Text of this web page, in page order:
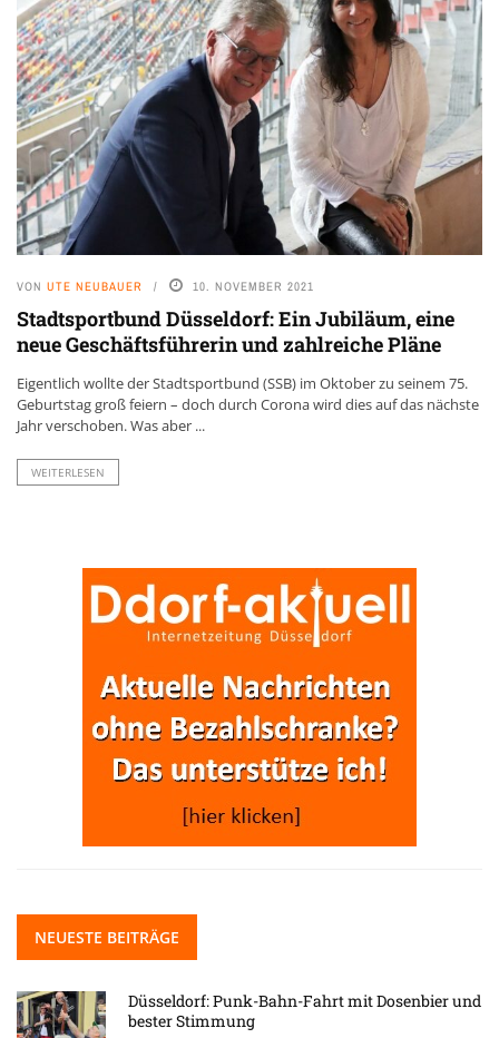
VON UTE NEUBAUER 10. NOVEMBER 2021
Stadtsportbund Düsseldorf: Ein Jubiläum, eine
neue Geschäftsführerin und zahlreiche Pläne
Eigentlich wollte der Stadtsportbund (SSB) im Oktober zu seinem 75.
Geburtstag groß feiern – doch durch Corona wird dies auf das nächste
Jahr verschoben. Was aber ...
WEITERLESEN
NEUESTE BEITRÄGE
Düsseldorf: Punk-Bahn-Fahrt mit Dosenbier und
bester Stimmung